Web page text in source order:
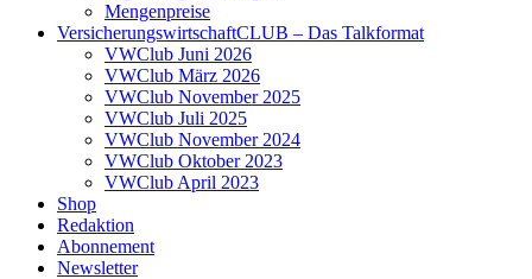
Mengenpreise
VersicherungswirtschaftCLUB – Das Talkformat
VWClub Juni 2026
VWClub März 2026
VWClub November 2025
VWClub Juli 2025
VWClub November 2024
VWClub Oktober 2023
VWClub April 2023
Shop
Redaktion
Abonnement
Newsletter